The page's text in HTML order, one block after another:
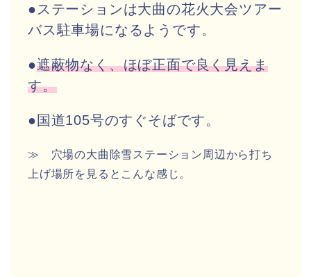
●ステーションは大曲の花火大会ツアー
バス駐車場になるようです。
●遮蔽物なく、ほぼ正面で良く見えま
す。
●国道105号のすぐそばです。
≫ 穴場の大曲除雪ステーション周辺から打ち
上げ場所を見るとこんな感じ。